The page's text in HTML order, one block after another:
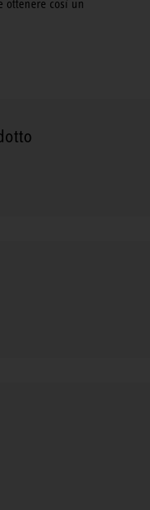
ottenere così un